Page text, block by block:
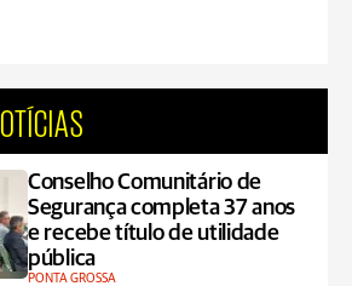
Conselho Comunitário de
Segurança completa 37 anos
e recebe título de utilidade
pública
PONTA GROSSA